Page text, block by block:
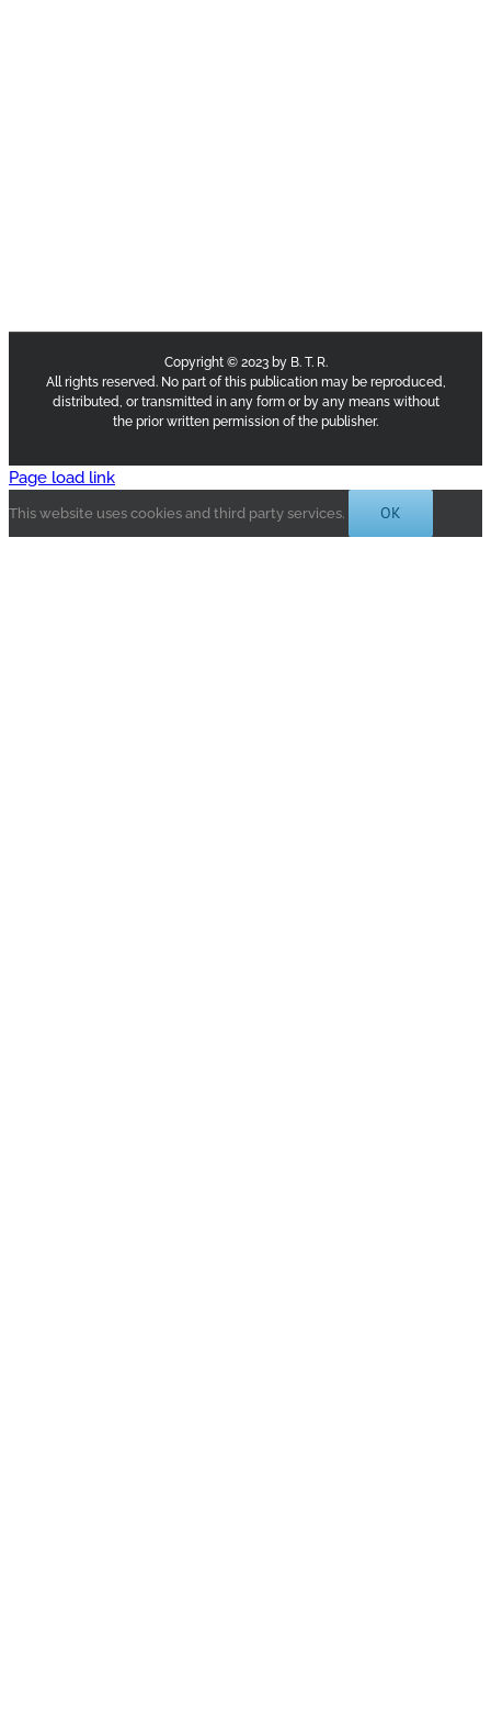
Copyright © 2023 by B. T. R.
All rights reserved. No part of this publication may be reproduced,
distributed, or transmitted in any form or by any means without
the prior written permission of the publisher.
Page load link
This website uses cookies and third party services. OK